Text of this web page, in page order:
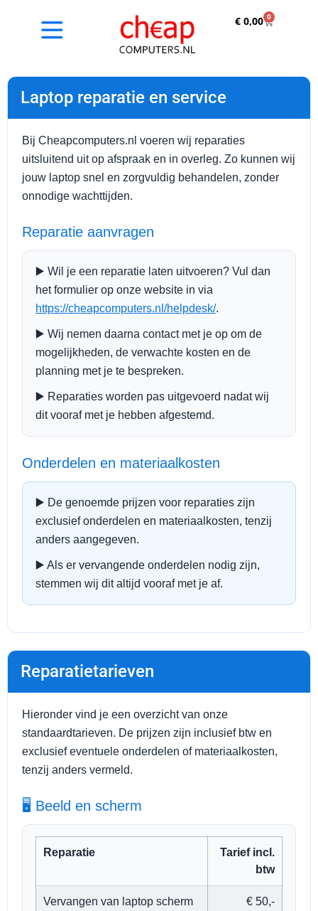
€0,00 0
Laptop reparatie en service
Bij Cheapcomputers.nl voeren wij reparaties
uitsluitend uit op afspraak en in overleg. Zo kunnen wij
jouw laptop snel en zorgvuldig behandelen, zonder
onnodige wachttijden.
Reparatie aanvragen
▶️ Wil je een reparatie laten uitvoeren? Vul dan
het formulier op onze website in via
https://cheapcomputers.nl/helpdesk/.
▶️ Wij nemen daarna contact met je op om de
mogelijkheden, de verwachte kosten en de
planning met je te bespreken.
▶️ Reparaties worden pas uitgevoerd nadat wij
dit vooraf met je hebben afgestemd.
Onderdelen en materiaalkosten
▶️ De genoemde prijzen voor reparaties zijn
exclusief onderdelen en materiaalkosten, tenzij
anders aangegeven.
▶️ Als er vervangende onderdelen nodig zijn,
stemmen wij dit altijd vooraf met je af.
Reparatietarieven
Hieronder vind je een overzicht van onze
standaardtarieven. De prijzen zijn inclusief btw en
exclusief eventuele onderdelen of materiaalkosten,
tenzij anders vermeld.
🖥️ Beeld en scherm
Reparatie
Tarief incl.
btw
Vervangen van laptop scherm € 50,-